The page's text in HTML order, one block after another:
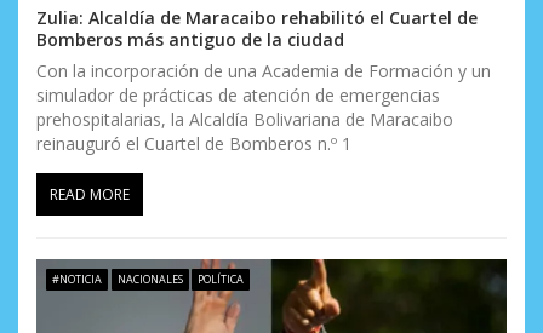
n
t
r
a
d
s
Zulia: Alcaldía de Maracaibo rehabilitó el Cuartel de
Bomberos más antiguo de la ciudad
Con la incorporación de una Academia de Formación y un
simulador de prácticas de atención de emergencias
prehospitalarias, la Alcaldía Bolivariana de Maracaibo
reinauguró el Cuartel de Bomberos n.º 1
READ MORE
#NOTICIA NACIONALES POLÍTICA